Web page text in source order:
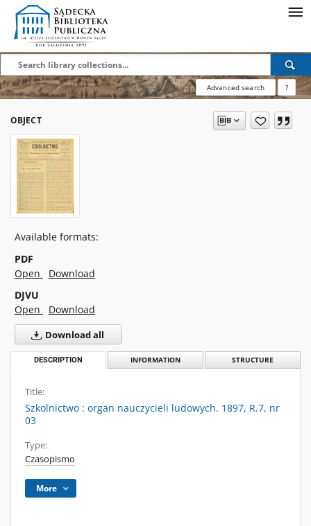
Advanced search ?
OBJECT
Available formats:
PDF
Open
Download
DJVU
Open
Download
Download all
DESCRIPTION INFORMATION STRUCTURE
Title:
Szkolnictwo : organ nauczycieli ludowych. 1897, R.7, nr
03
Type:
Czasopismo
More